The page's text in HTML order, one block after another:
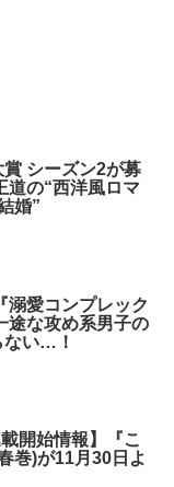
シーズン2が募
道の“西洋風ロマ
婚”
溺愛コンプレック
途な攻め系男子の
ない…！
開始情報】『こ
巻)が11月30日よ